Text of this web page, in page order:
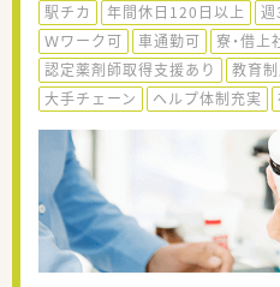
駅チカ 年間休日120日以上
Ｗワーク可
車通勤可 寮・借上
認定薬剤師取得支援あり
教育
大手チェーン
ヘルプ体制充実